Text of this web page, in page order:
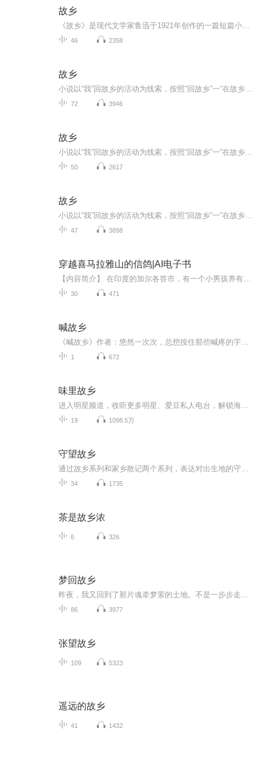
故乡
46 2358
故乡
72 3946
故乡
50 2617
故乡
47 3898
穿越喜马拉雅山的信鸽|AI电子书
30 471
喊故乡
1 672
味里故乡
19 1098.5万
守望故乡
34 1735
茶是故乡浓
6 326
梦回故乡
86 3977
张望故乡
109 5323
遥远的故乡
41 1432